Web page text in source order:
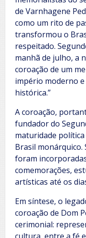
de Varnhagene
como um rito de
transformou o
respeitado.
manhã de julho, a
coroação de um
império moderno
histórica.”
A coroação,
fundador do
maturidade
Brasil monárquico.
foram
comemorações,
artísticas até os
Em síntese, o
coroação de Dom
cerimonial: